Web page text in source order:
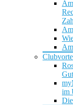
im